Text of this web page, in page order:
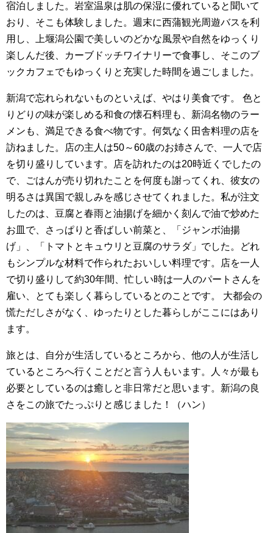
宿泊しました。岩室温泉は肌の保湿に優れていると聞いて
おり、そこも体験しました。週末に西蒲観光周遊バスを利
用し、上堰潟公園で美しいのどかな風景や自然をゆっくり
楽しんだ後、カーブドッチワイナリーで食事し、そこのブ
ックカフェでもゆっくりと充実した時間を過ごしました。
新潟で忘れられないものといえば、やはり美食です。 色と
りどりの味が楽しめる和食の懐石料理も、新潟名物のラー
メンも、満足できる食べ物です。何気なく田舎料理の店を
訪ねました。店の主人は50～60歳のお姉さんで、一人で店
を切り盛りしています。店を訪れたのは20時近くでしたの
で、ごはんが売り切れたことを何度も謝ってくれ、彼女の
明るさは異国で親しみを感じさせてくれました。私が注文
したのは、豆腐と春雨と油揚げを細かく刻んで油で炒めた
お皿で、さっぱりと香ばしい前菜と、「ジャンボ油揚
げ」、「トマトとキュウリと豆腐のサラダ」でした。どれ
もシンプルな材料で作られたおいしい料理です。店を一人
で切り盛りして約30年間、忙しい時は一人のパートさんを
雇い、とても楽しく暮らしているとのことです。 大都会の
慌ただしさがなく、ゆったりとした暮らしがここにはあり
ます。
旅とは、自分が生活しているところから、他の人が生活し
ているところへ行くことだと言う人もいます。人々が最も
必要としているのは癒しと非日常だと思います。新潟の良
さをこの旅でたっぷりと感じました！（ハン）